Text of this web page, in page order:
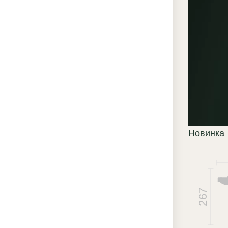
Новинка
267